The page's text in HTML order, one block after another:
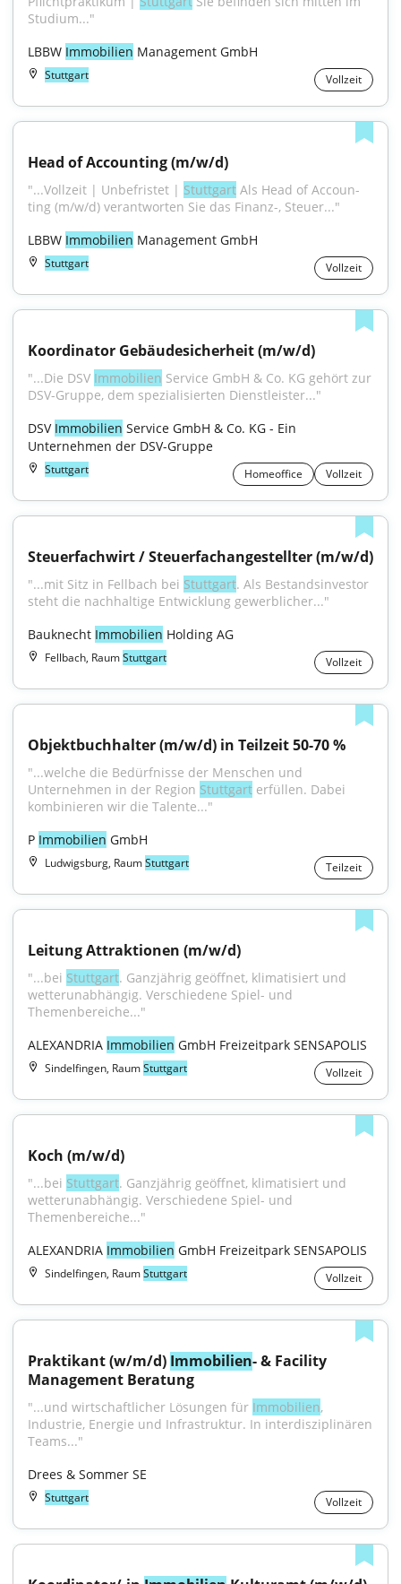
Studium..."
LBBW Immobilien Management GmbH
Stuttgart Vollzeit
Head of Accounting (m/w/d)
"...Vollzeit | Unbefristet | Stuttgart Als Head of Accoun­
ting (m/w/d) verant­worten Sie das Finanz-, Steuer..."
LBBW Immobilien Management GmbH
Stuttgart Vollzeit
Koordinator Gebäudesicherheit (m/w/d)
"...Die DSV Immobilien Service GmbH & Co. KG gehört zur
DSV-Gruppe, dem spezialisierten Dienstleister..."
DSV Immobilien Service GmbH & Co. KG - Ein
Unternehmen der DSV-Gruppe
Stuttgart Homeoffice Vollzeit
Steuerfachwirt / Steuerfachangestellter (m/w/d)
"...mit Sitz in Fellbach bei Stuttgart. Als Bestandsinvestor
steht die nachhaltige Entwicklung gewerblicher..."
Bauknecht Immobilien Holding AG
Fellbach, RaumStuttgart Vollzeit
Objektbuchhalter (m/w/d) in Teilzeit 50-70 %
"...welche die Bedürfnisse der Menschen und
Unternehmen in der Region Stuttgart erfüllen. Dabei
kombinieren wir die Talente..."
P Immobilien GmbH
Ludwigsburg, RaumStuttgart Teilzeit
Leitung Attraktionen (m/w/d)
"...bei Stuttgart. Ganzjährig geöffnet, klimatisiert und
wetterunabhängig. Verschiedene Spiel- und
Themenbereiche..."
ALEXANDRIA Immobilien GmbH Freizeitpark SENSAPOLIS
Sindelfingen, RaumStuttgart Vollzeit
Koch (m/w/d)
"...bei Stuttgart. Ganzjährig geöffnet, klimatisiert und
wetterunabhängig. Verschiedene Spiel- und
Themenbereiche..."
ALEXANDRIA Immobilien GmbH Freizeitpark SENSAPOLIS
Sindelfingen, RaumStuttgart Vollzeit
Praktikant (w/m/d) Immobilien- & Facility
Management Beratung
"...und wirtschaftlicher Lösungen für Immobilien,
Industrie, Energie und Infrastruktur. In interdisziplinären
Teams..."
Drees & Sommer SE
Stuttgart Vollzeit